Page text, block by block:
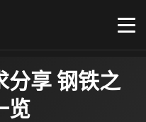
分享 钢铁之
览